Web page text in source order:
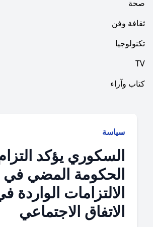
يؤكد التزام
المضي في
الواردة في
الاجتماعي